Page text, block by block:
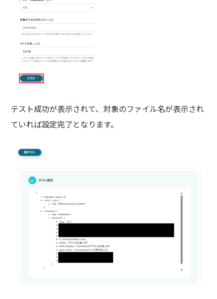
テスト成功が表示されて、対象のファイル名が表示され
ていれば設定完了となります。